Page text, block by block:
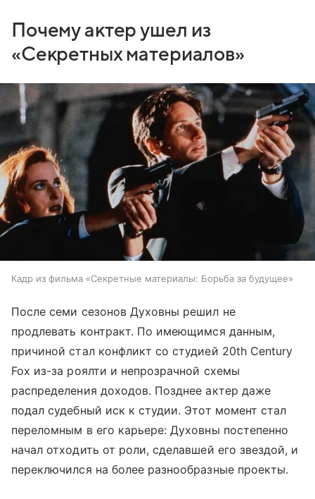
Почему актер ушел из
«Секретных материалов»
Кадр из фильма «Секретные материалы: Борьба за будущее»
После семи сезонов Духовны решил не
продлевать контракт. По имеющимся данным,
причиной стал конфликт со студией 20th Century
Fox из-за роялти и непрозрачной схемы
распределения доходов. Позднее актер даже
подал судебный иск к студии. Этот момент стал
переломным в его карьере: Духовны постепенно
начал отходить от роли, сделавшей его звездой, и
переключился на более разнообразные проекты.